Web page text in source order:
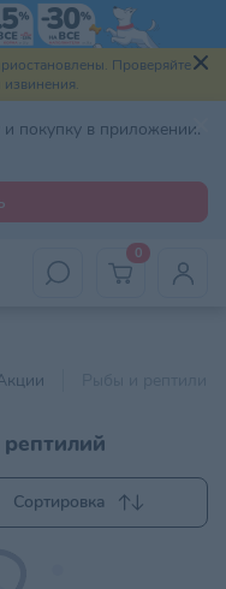
Проверяйте
покупку в приложении.
0
Сортировка